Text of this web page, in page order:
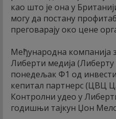
као што је она у
могу да постану
преговарају око цене
Међународна компанија
Либерти медија (Либертy
понедељак Ф1 од
кепитал партнерс (ЦВЦ
Контролни удео у
годишњи тајкун Џон